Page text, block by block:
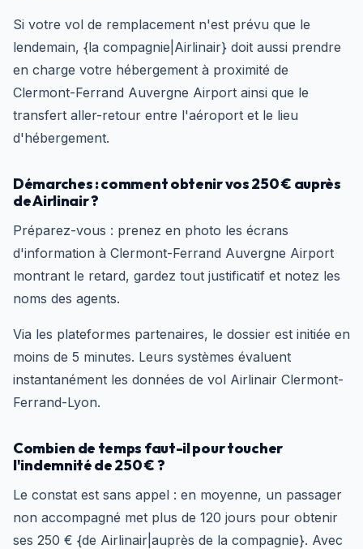
Si votre vol de remplacement n'est prévu que le
lendemain, {la compagnie|Airlinair} doit aussi prendre
en charge votre hébergement à proximité de
Clermont-Ferrand Auvergne Airport ainsi que le
transfert aller-retour entre l'aéroport et le lieu
d'hébergement.
Démarches : comment obtenir vos 250 € auprès
de Airlinair ?
Préparez-vous : prenez en photo les écrans
d'information à Clermont-Ferrand Auvergne Airport
montrant le retard, gardez tout justificatif et notez les
noms des agents.
Via les plateformes partenaires, le dossier est initiée en
moins de 5 minutes. Leurs systèmes évaluent
instantanément les données de vol Airlinair Clermont-
Ferrand-Lyon.
Combien de temps faut-il pour toucher
l'indemnité de 250 € ?
Le constat est sans appel : en moyenne, un passager
non accompagné met plus de 120 jours pour obtenir
ses 250 € {de Airlinair|auprès de la compagnie}. Avec